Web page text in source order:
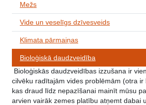
Mežs
Vide un veselīgs dzīvesveids
Klimata pārmaiņas
Bioloģiskā daudzveidība
Bioloģiskās daudzveidības izzušana ir
cilvēku radītajām vides problēmām (otra ir
kas draud līdz nepazīšanai mainīt mūsu
arvien vairāk zemes platību atņemt dabai